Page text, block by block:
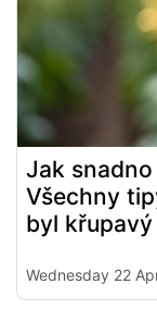
Jak
Všechny
byl
Wednesday 22